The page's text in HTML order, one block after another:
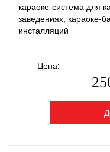
караоке-система для
заведениях, караоке-
инсталляций
Цена: